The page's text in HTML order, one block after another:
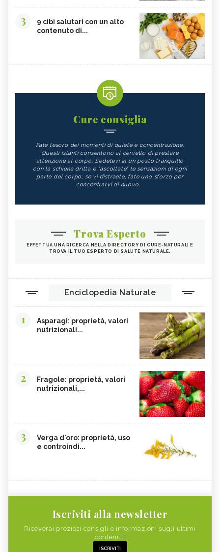
3
9 cibi salutari con un alto
contenuto di...
Cure consiglia
Fate tesoro dei momenti di quiete e concentrazione.
Questi istanti consentono al cervello di prestare
attenzione al corpo. Sedetevi in un posto tranquillo
con la schiena dritta e "ascoltate" le sensazioni di ogni
parte del corpo; se vi distraete, fate uno sforzo per
concentrarvi di nuovo.
Trova Esperto
EFFETTUA UNA RICERCA NELLA DIRECTORY DI CURE-NATURALI E
TROVA IL TUO ESPERTO DI SALUTE NATURALE.
Enciclopedia Naturale
1
Asparagi: proprietà, valori
nutrizionali...
2
Fragole: proprietà, valori
nutrizionali,...
3
Verga d'oro: proprietà, uso
e controindi...
Iscriviti alla newsletter
Riceverai preziosi consigli e informazioni sugli ultimi
contenuti
ISCRIVITI